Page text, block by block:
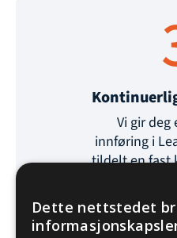
Vi gir deg
innføring i
tildelt en fast
for effektiv
Dette nettstedet